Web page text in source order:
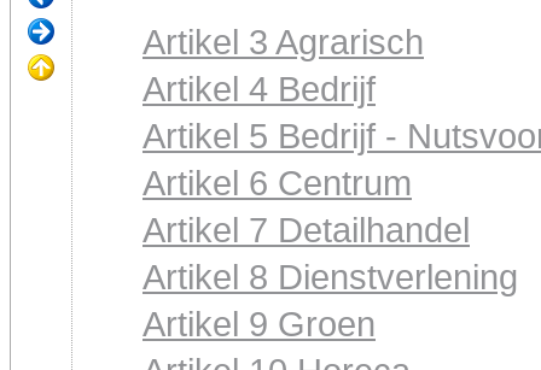
Artikel 3 Agrarisch
Artikel 4 Bedrijf
Artikel 5 Bedrijf -
Artikel 6 Centrum
Artikel 7 Detailhandel
Artikel 8 Dienstverlening
Artikel 9 Groen